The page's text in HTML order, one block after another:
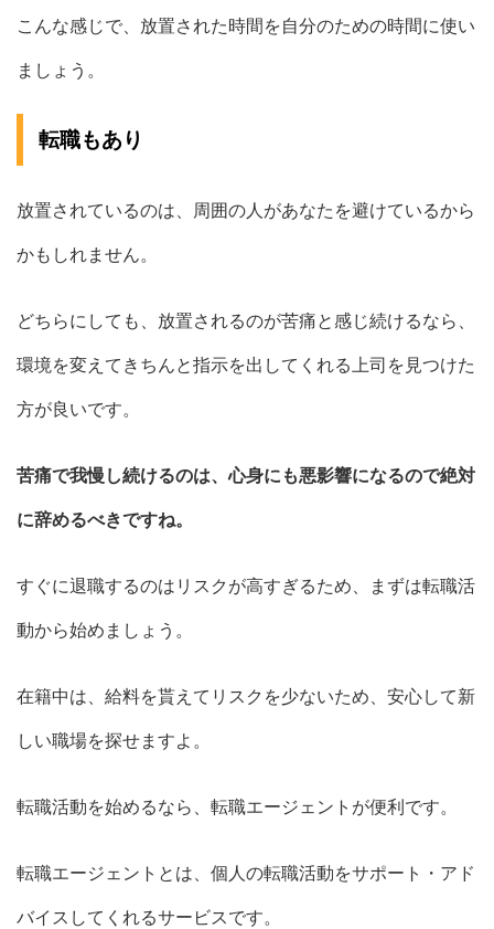
こんな感じで、放置された時間を自分のための時間に使い
ましょう。
転職もあり
放置されているのは、周囲の人があなたを避けているから
かもしれません。
どちらにしても、放置されるのが苦痛と感じ続けるなら、
環境を変えてきちんと指示を出してくれる上司を見つけた
方が良いです。
苦痛で我慢し続けるのは、心身にも悪影響になるので絶対
に辞めるべきですね。
すぐに退職するのはリスクが高すぎるため、まずは転職活
動から始めましょう。
在籍中は、給料を貰えてリスクを少ないため、安心して新
しい職場を探せますよ。
転職活動を始めるなら、転職エージェントが便利です。
転職エージェントとは、個人の転職活動をサポート・アド
バイスしてくれるサービスです。